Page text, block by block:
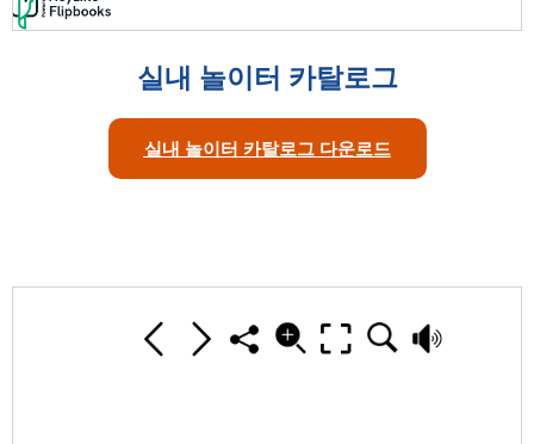
실내 놀이터 카탈로그
실내 놀이터 카탈로그 다운로드